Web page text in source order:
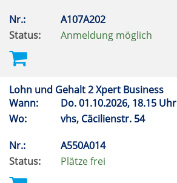
Nr.:
A107A202
Status:
Anmeldung möglich
Lohn und Gehalt 2 Xpert Business
Wann:
Do.01.10.2026, 18.15 Uhr
Wo:
vhs, Cäcilienstr. 54
Nr.:
A550A014
Status:
Plätze frei